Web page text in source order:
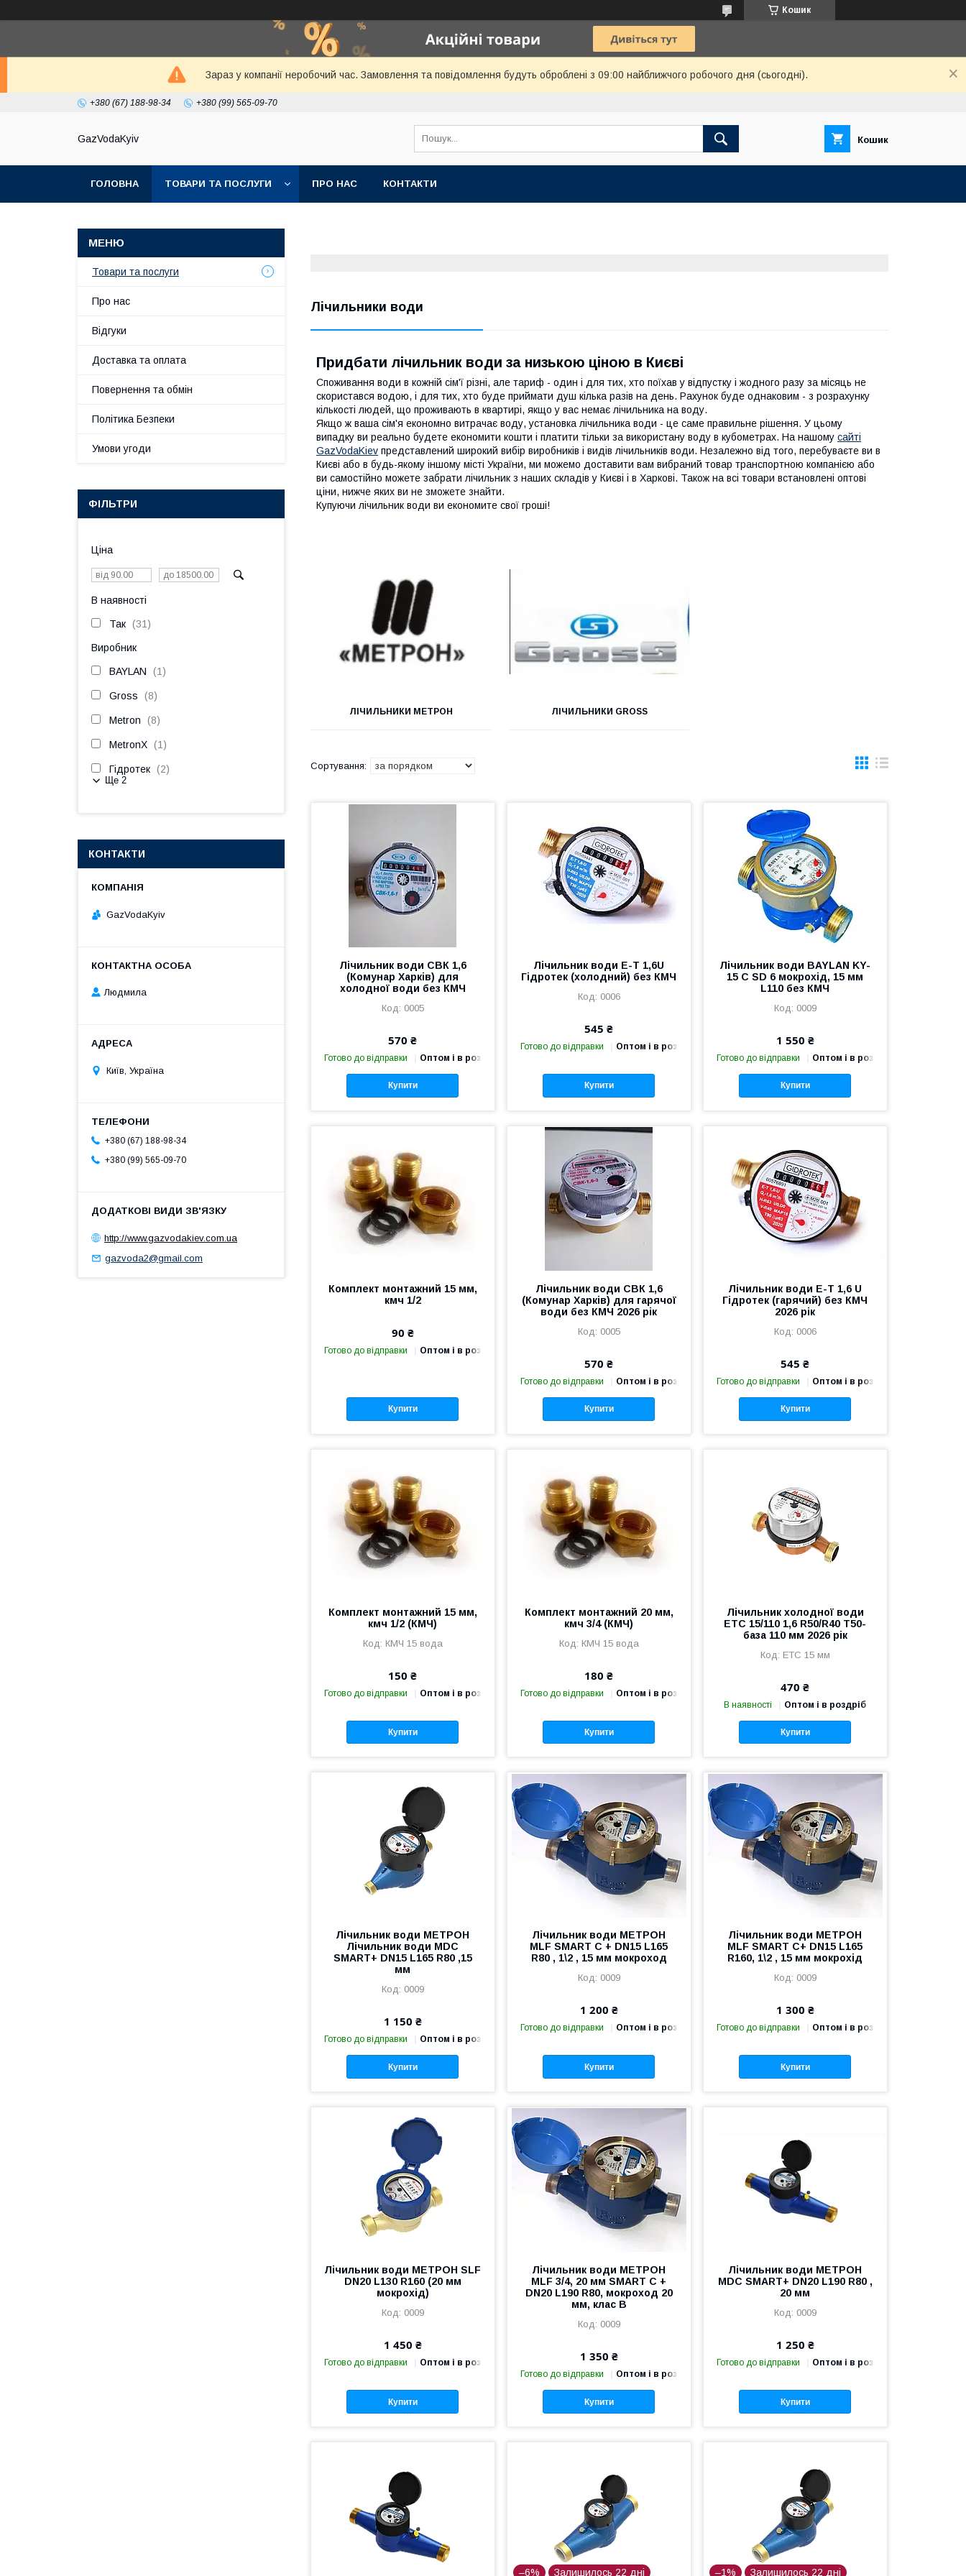
Кошик
Зараз у компанії неробочий час. Замовлення та повідомлення будуть оброблені з 09:00 найближчого робочого дня (сьогодні).
+380 (67) 188-98-34 +380 (99) 565-09-70
GazVodaKyiv Кошик
ГОЛОВНА ТОВАРИ ТА ПОСЛУГИ ПРО НАС КОНТАКТИ
Лічильники води
Придбати лічильник води за низькою ціною в Києві
Споживання води в кожній сім'ї різні, але тариф - один і для тих, хто поїхав у відпустку і жодного разу за місяць не
скористався водою, і для тих, хто буде приймати душ кілька разів на день. Рахунок буде однаковим - з розрахунку
кількості людей, що проживають в квартирі, якщо у вас немає лічильника на воду.
Якщо ж ваша сім'я економно витрачає воду, установка лічильника води - це саме правильне рішення. У цьому
випадку ви реально будете економити кошти і платити тільки за використану воду в кубометрах. На нашому сайті
GazVodaKiev представлений широкий вибір виробників і видів лічильників води. Незалежно від того, перебуваєте ви в
Києві або в будь-якому іншому місті України, ми можемо доставити вам вибраний товар транспортною компанією або
ви самостійно можете забрати лічильник з наших складів у Києві і в Харкові. Також на всі товари встановлені оптові
ціни, нижче яких ви не зможете знайти.
Купуючи лічильник води ви економите свої гроші!
ЛІЧИЛЬНИКИ МЕТРОН ЛІЧИЛЬНИКИ GROSS
Лічильник води СВК 1,6
(Комунар Харків) для
холодної води без КМЧ
0005
570 ₴
Готово до відправки Оптом і в роздріб
Купити
Лічильник води Е-Т 1,6U
Гідротек (холодний) без КМЧ
0006
545 ₴
Готово до відправки Оптом і в роздріб
Купити
Лічильник води BAYLAN KY-
15 C SD 6 мокрохід, 15 мм
L110 без КМЧ
0009
1 550 ₴
Готово до відправки Оптом і в роздріб
Купити
Комплект монтажний 15 мм,
кмч 1/2
90 ₴
Готово до відправки Оптом і в роздріб
Купити
Лічильник води СВК 1,6
(Комунар Харків) для гарячої
води без КМЧ 2026 рік
0005
570 ₴
Готово до відправки Оптом і в роздріб
Купити
Лічильник води Е-Т 1,6 U
Гідротек (гарячий) без КМЧ
2026 рік
0006
545 ₴
Готово до відправки Оптом і в роздріб
Купити
Комплект монтажний 15 мм,
кмч 1/2 (КМЧ)
КМЧ 15 вода
150 ₴
Готово до відправки Оптом і в роздріб
Купити
Комплект монтажний 20 мм,
кмч 3/4 (КМЧ)
КМЧ 15 вода
180 ₴
Готово до відправки Оптом і в роздріб
Купити
Лічильник холодної води
ETС 15/110 1,6 R50/R40 T50-
база 110 мм 2026 рік
ЕТC 15 мм
470 ₴
В наявності Оптом і в роздріб
Купити
Лічильник води МЕТРОН
Лічильник води MDC
SMART+ DN15 L165 R80 ,15
мм
0009
1 150 ₴
Готово до відправки Оптом і в роздріб
Купити
Лічильник води МЕТРОН
MLF SMART C + DN15 L165
R80 , 1\2 , 15 мм мокроход
0009
1 200 ₴
Готово до відправки Оптом і в роздріб
Купити
Лічильник води МЕТРОН
MLF SMART C+ DN15 L165
R160, 1\2 , 15 мм мокрохід
0009
1 300 ₴
Готово до відправки Оптом і в роздріб
Купити
Лічильник води МЕТРОН SLF
DN20 L130 R160 (20 мм
мокрохід)
0009
1 450 ₴
Готово до відправки Оптом і в роздріб
Купити
Лічильник води МЕТРОН
MLF 3/4, 20 мм SMART C +
DN20 L190 R80, мокроход 20
мм, клас В
0009
1 350 ₴
Готово до відправки Оптом і в роздріб
Купити
Лічильник води МЕТРОН
MDC SMART+ DN20 L190 R80 ,
20 мм
0009
1 250 ₴
Готово до відправки Оптом і в роздріб
Купити
–6% Залишилось 22 дні –1% Залишилось 22 дні
Товари та послуги
Про нас
Відгуки
Доставка та оплата
Повернення та обмін
Політика Безпеки
Умови угоди
ФІЛЬТРИ
Ціна
В наявності
Так 31
Виробник
BAYLAN 1
Gross 8
Metron 8
MetronX 1
Гідротек 2
Ще 2
КОНТАКТИ
GazVodaKyiv
Людмила
Київ, Україна
+380 (67) 188-98-34
+380 (99) 565-09-70
http://www.gazvodakiev.com.ua
gazvoda2@gmail.com